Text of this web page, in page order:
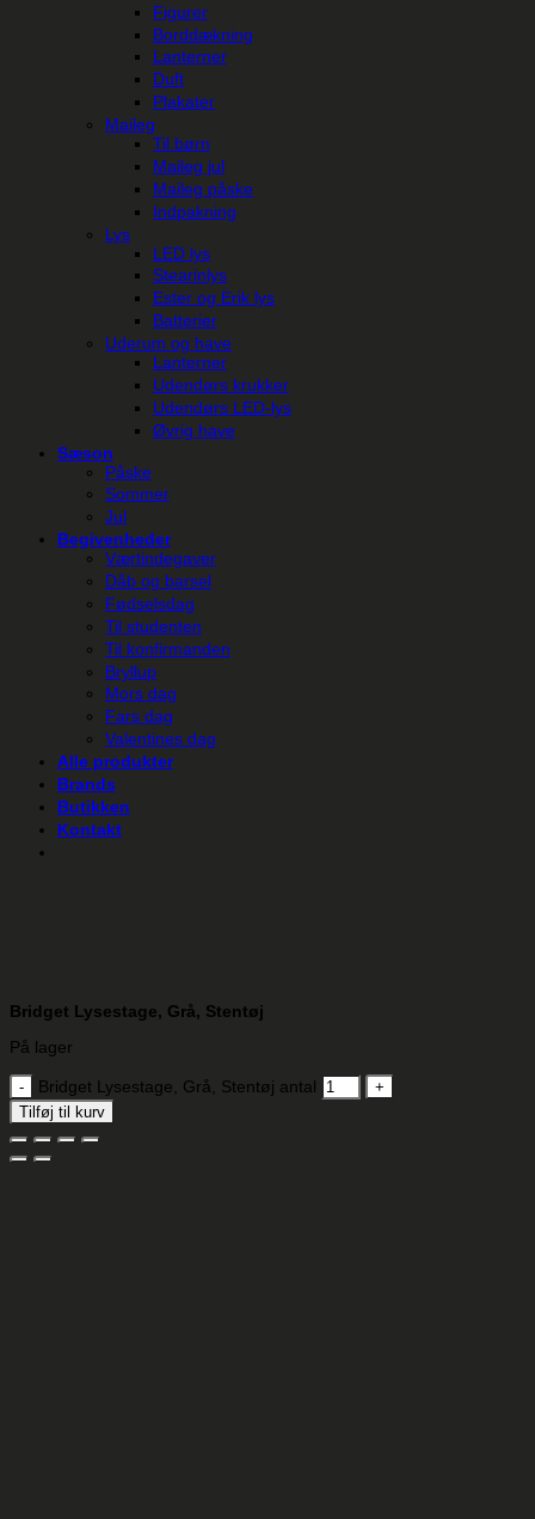
Figurer
Borddækning
Lanterner
Duft
Plakater
Maileg
Til børn
Maileg jul
Maileg påske
Indpakning
Lys
LED lys
Stearinlys
Ester og Erik lys
Batterier
Uderum og have
Lanterner
Udendørs krukker
Udendørs LED-lys
Øvrig have
Sæson
Påske
Sommer
Jul
Begivenheder
Værtindegaver
Dåb og barsel
Fødselsdag
Til studenten
Til konfirmanden
Bryllup
Mors dag
Fars dag
Valentines dag
Alle produkter
Brands
Butikken
Kontakt
Bridget Lysestage, Grå, Stentøj
På lager
Bridget Lysestage, Grå, Stentøj antal
Tilføj til kurv